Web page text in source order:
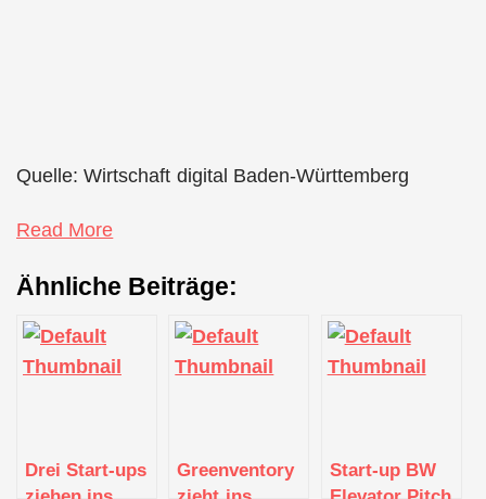
Quelle: Wirtschaft digital Baden-Württemberg
Read More
Ähnliche Beiträge:
Drei Start-ups
Greenventory
Start-up BW